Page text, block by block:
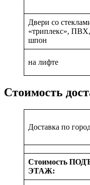
Двери со
«триплекс»,
шпон
на лифте
Стоимость
Доставка по
Стоимость
ЭТАЖ: